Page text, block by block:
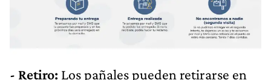
- Retiro: Los pañales pueden retirarse en